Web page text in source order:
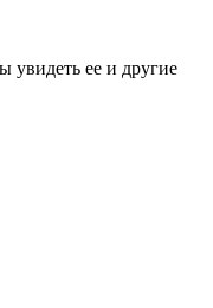
увидеть ее и другие